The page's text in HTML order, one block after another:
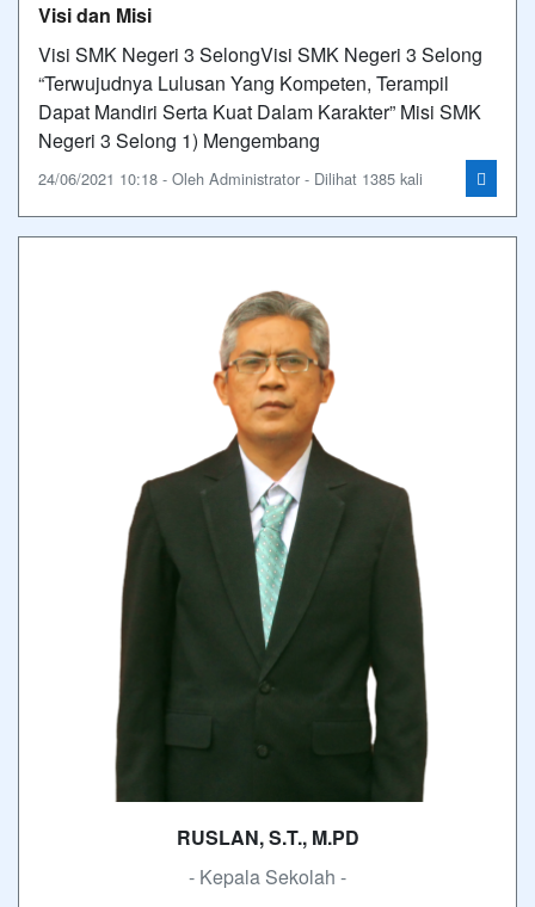
Visi dan Misi
Visi SMK Negeri 3 SelongVisi SMK Negeri 3 Selong
“Terwujudnya Lulusan Yang Kompeten, Terampil
Dapat Mandiri Serta Kuat Dalam Karakter” Misi SMK
Negeri 3 Selong 1) Mengembang
24/06/2021 10:18 - Oleh Administrator - Dilihat 1385 kali
RUSLAN, S.T., M.PD
- Kepala Sekolah -